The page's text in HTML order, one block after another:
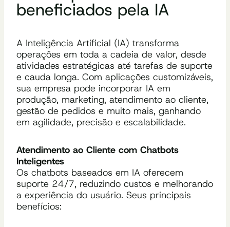
beneficiados pela IA
A Inteligência Artificial (IA) transforma
operações em toda a cadeia de valor, desde
atividades estratégicas até tarefas de suporte
e cauda longa. Com aplicações customizáveis,
sua empresa pode incorporar IA em
produção, marketing, atendimento ao cliente,
gestão de pedidos e muito mais, ganhando
em agilidade, precisão e escalabilidade.
Atendimento ao Cliente com Chatbots
Inteligentes
Os chatbots baseados em IA oferecem
suporte 24/7, reduzindo custos e melhorando
a experiência do usuário. Seus principais
benefícios: